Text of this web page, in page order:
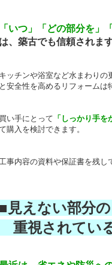
「いつ」「どの部分を」
は、築古でも信頼されます
キッチンや浴室など水まわり
と安全性を高めるリフォームは
買い手にとって 「しっかり手を
購入を検討できます。
事内容の資料や保証書を残し
■見えない部分
重視されてい